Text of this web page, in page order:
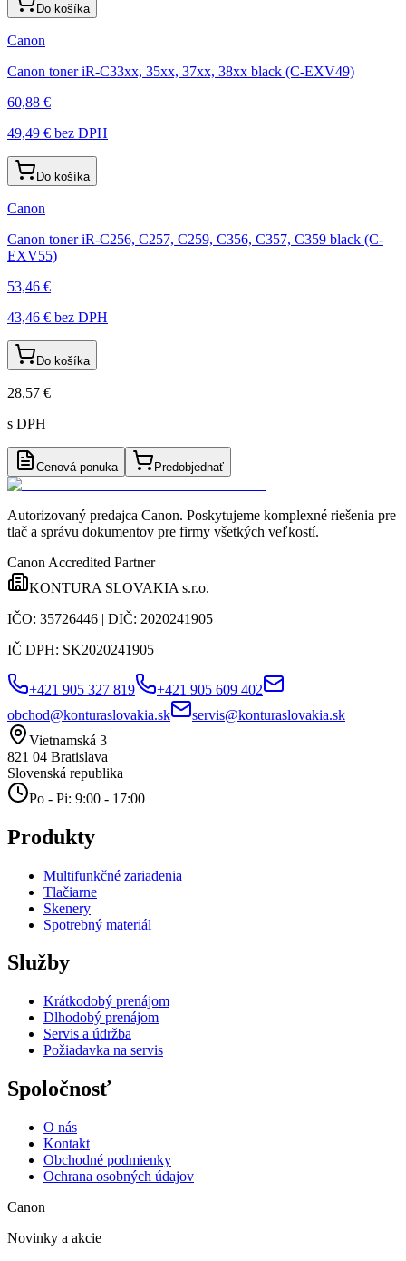
Do košíka
Canon
Canon toner iR-C33xx, 35xx, 37xx, 38xx black (C-EXV49)
60,88 €
49,49 € bez DPH
Do košíka
Canon
Canon toner iR-C256, C257, C259, C356, C357, C359 black (C-
EXV55)
53,46 €
43,46 € bez DPH
Do košíka
28,57 €
s DPH
Cenová ponuka Predobjednať
Autorizovaný predajca Canon. Poskytujeme komplexné riešenia pre
tlač a správu dokumentov pre firmy všetkých veľkostí.
Canon Accredited Partner
KONTURA SLOVAKIA s.r.o.
IČO: 35726446 | DIČ: 2020241905
IČ DPH: SK2020241905
+421 905 327 819
+421 905 609 402
obchod@konturaslovakia.sk
servis@konturaslovakia.sk
Vietnamská 3
821 04 Bratislava
Slovenská republika
Po - Pi: 9:00 - 17:00
Produkty
Multifunkčné zariadenia
Tlačiarne
Skenery
Spotrebný materiál
Služby
Krátkodobý prenájom
Dlhodobý prenájom
Servis a údržba
Požiadavka na servis
Spoločnosť
O nás
Kontakt
Obchodné podmienky
Ochrana osobných údajov
Canon
Novinky a akcie